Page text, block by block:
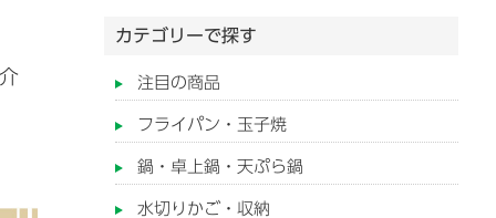
カテゴリーで探す
注目の商品
フライパン・玉子焼
鍋・卓上鍋・天ぷら鍋
水切りかご・収納